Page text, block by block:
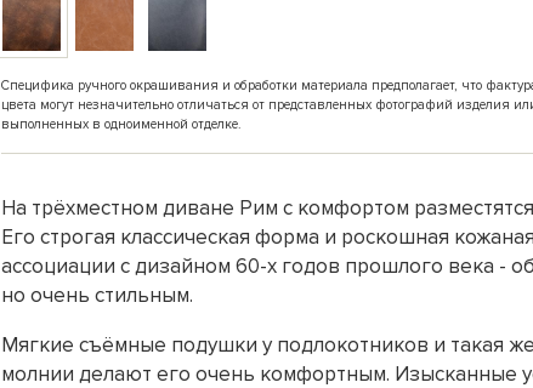
Специфика ручного окрашивания и обработки материала предполагает, что
цвета могут незначительно отличаться от представленных фотографий изделия
выполненных в одноименной отделке.
На трёхместном диване Рим с комфортом
Его строгая классическая форма и роскошная
ассоциации с дизайном 60-х годов прошлого века -
но очень стильным.
Мягкие съёмные подушки у подлокотников и такая
молнии делают его очень комфортным. Изысканные